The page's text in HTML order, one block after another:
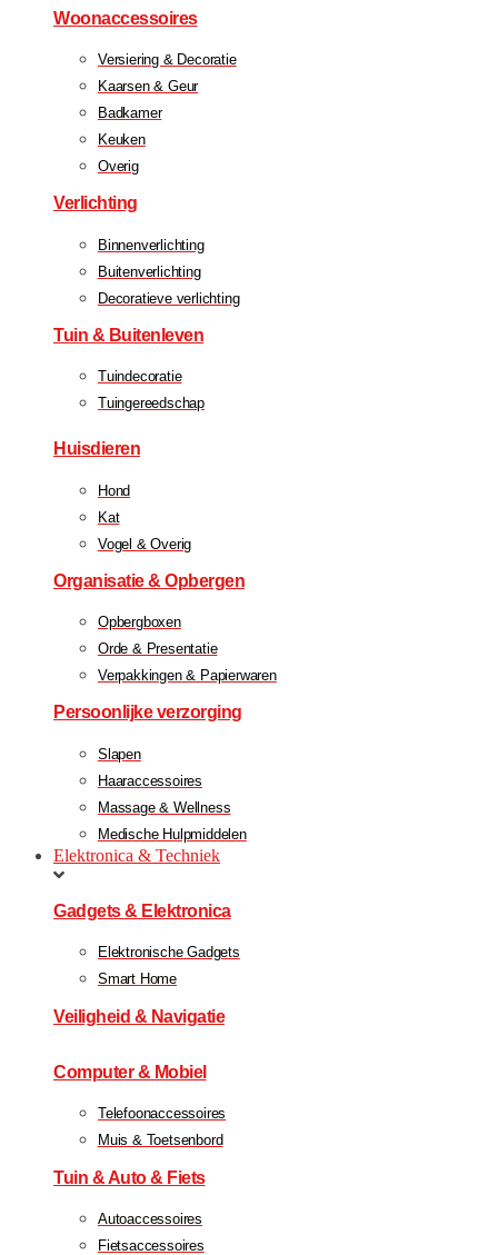
Woonaccessoires
Versiering & Decoratie
Kaarsen & Geur
Badkamer
Keuken
Overig
Verlichting
Binnenverlichting
Buitenverlichting
Decoratieve verlichting
Tuin & Buitenleven
Tuindecoratie
Tuingereedschap
Huisdieren
Hond
Kat
Vogel & Overig
Organisatie & Opbergen
Opbergboxen
Orde & Presentatie
Verpakkingen & Papierwaren
Persoonlijke verzorging
Slapen
Haaraccessoires
Massage & Wellness
Medische Hulpmiddelen
Elektronica & Techniek
Gadgets & Elektronica
Elektronische Gadgets
Smart Home
Veiligheid & Navigatie
Computer & Mobiel
Telefoonaccessoires
Muis & Toetsenbord
Tuin & Auto & Fiets
Autoaccessoires
Fietsaccessoires